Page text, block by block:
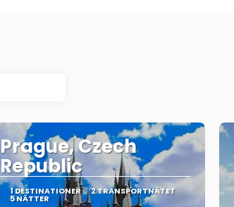
Prague, Czech
Republic
1 DESTINATIONER 2 TRANSPORTNÄTET
5 NÄTTER